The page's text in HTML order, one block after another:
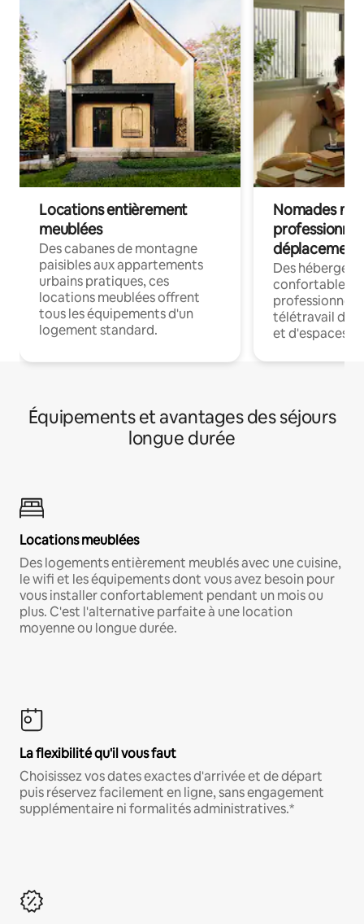
Locations entièrement
meublées
Des cabanes de montagne
paisibles aux appartements
urbains pratiques, ces
locations meublées offrent
tous les équipements d'un
logement standard.
Nomades
déplacement
Des
confortables
professionnels
télétravail
et d'espaces
Équipements et avantages des séjours
longue durée
Locations meublées
Des logements entièrement meublés avec une cuisine,
le wifi et les équipements dont vous avez besoin pour
vous installer confortablement pendant un mois ou
plus. C'est l'alternative parfaite à une location
moyenne ou longue durée.
La flexibilité qu'il vous faut
Choisissez vos dates exactes d'arrivée et de départ
puis réservez facilement en ligne, sans engagement
supplémentaire ni formalités administratives.*